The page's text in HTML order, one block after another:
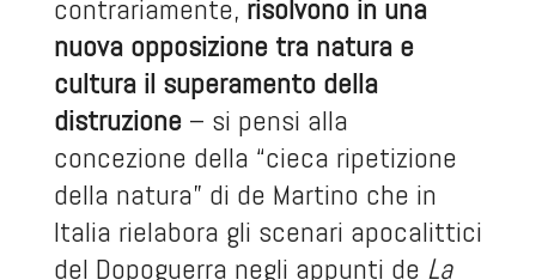
contrariamente, risolvono in una
nuova opposizione tra natura e
cultura il superamento della
distruzione– si pensi alla
concezione della “cieca ripetizione
della natura” di de Martino che in
Italia rielabora gli scenari apocalittici
del Dopoguerra negli appunti de La